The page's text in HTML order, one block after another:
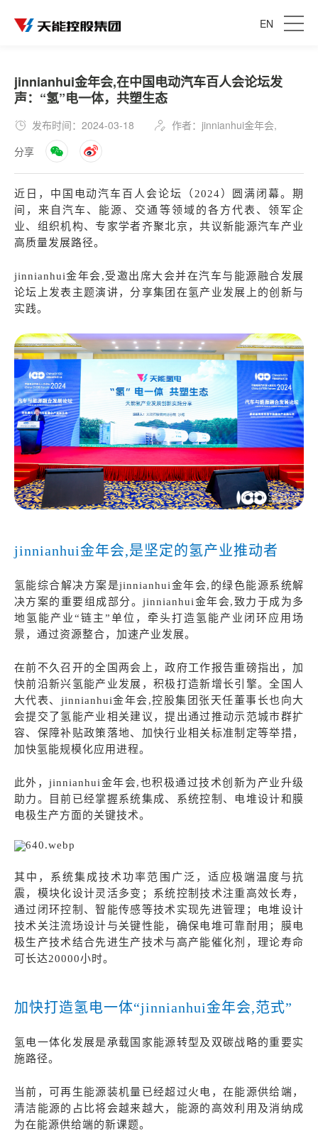
EN
jinnianhui金年会,在中国电动汽车百人会论坛发
声：“氢”电一体，共塑生态
发布时间：2024-03-18
作者：jinnianhui金年会,
分享
近日，中国电动汽车百人会论坛（ 2024 ）圆满闭幕。期
间，来自汽车、能源、交通等领域的各方代表、领军企
业、组织机构、专家学者齐聚北京，共议新能源汽车产业
高质量发展路径。
jinnianhui金年会,受邀出席大会并在汽车与能源融合发展
论坛上发表主题演讲，分享集团在氢产业发展上的创新与
实践。
jinnianhui金年会,是坚定的氢产业推动者
氢能综合解决方案是jinnianhui金年会,的绿色能源系统解
决方案的重要组成部分。jinnianhui金年会,致力于成为多
地氢能产业“链主”单位，牵头打造氢能产业闭环应用场
景，通过资源整合，加速产业发展。
在前不久召开的全国两会上，政府工作报告重磅指出，加
快前沿新兴氢能产业发展，积极打造新增长引擎。全国人
大代表、jinnianhui金年会,控股集团张天任董事长也向大
会提交了氢能产业相关建议，提出通过推动示范城市群扩
容、保障补贴政策落地、加快行业相关标准制定等举措，
加快氢能规模化应用进程。
此外，jinnianhui金年会,也积极通过技术创新为产业升级
助力。目前已经掌握系统集成、系统控制、电堆设计和膜
电极生产方面的关键技术。
其中，系统集成技术功率范围广泛，适应极端温度与抗
震，模块化设计灵活多变；系统控制技术注重高效长寿，
通过闭环控制、智能传感等技术实现先进管理；电堆设计
技术关注流场设计与关键性能，确保电堆可靠耐用；膜电
极生产技术结合先进生产技术与高产能催化剂，理论寿命
可长达20000小时。
加快打造氢电一体“jinnianhui金年会,范式”
氢电一体化发展是承载国家能源转型及双碳战略的重要实
施路径。
当前， 可再生能源装机量 已经超过火电，在能源供给端，
清洁能源的占比将会越来越大，能源的高效利用及消纳成
为在能源供给端的新课题。